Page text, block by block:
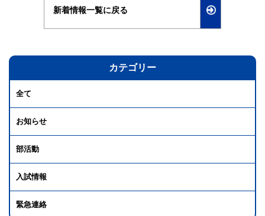
新着情報一覧に戻る
カテゴリー
全て
お知らせ
部活動
入試情報
緊急連絡